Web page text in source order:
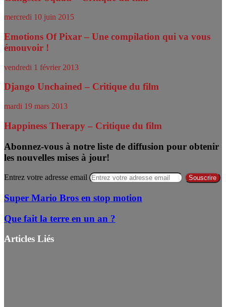
mercredi 10 juin 2015
Emotions Of Pixar – Une compilation qui va vous
émouvoir !
vendredi 1 février 2013
Django Unchained – Critique du film
mardi 19 mars 2013
Happiness Therapy – Critique du film
Abonnez-vous à notre liste de diffusion pour obtenir
les nouvelles mises à jour!
Entrez votre adresse email
Super Mario Bros en stop motion
Que fait la terre en un an ?
Articles Liés